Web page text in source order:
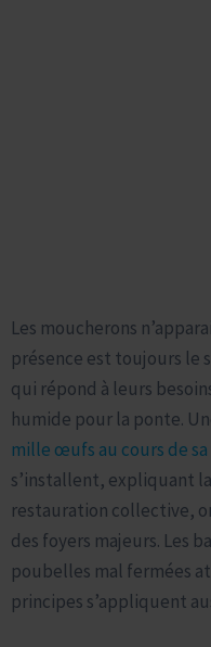
Les moucherons
présence est toujours le
qui répond à leurs
humide pour la ponte.
mille œufs au cours de sa
s’installent, expliquant
restauration collective,
des foyers majeurs. Les
poubelles mal fermées
principes s’appliquent